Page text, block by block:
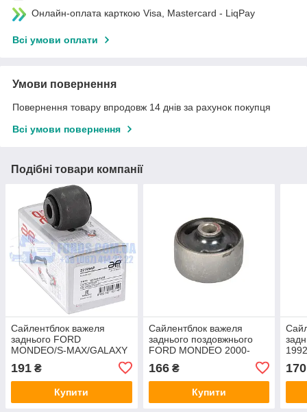
Онлайн-оплата карткою Visa, Mastercard - LiqPay
Всі умови оплати
Умови повернення
Повернення товару впродовж 14 днів за рахунок покупця
Всі умови повернення
Подібні товари компанії
Сайлентблок важеля
заднього FORD
MONDEO/S-MAX/GALAXY
191 ₴
Купити
Сайлентблок важеля
заднього поздовжнього
FORD MONDEO 2000-
166₴
Купити
170